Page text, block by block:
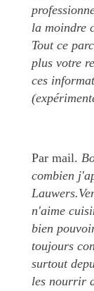
la moindre
Tout ce
plus votre
ces
Par mail.
combien
n'aime
bien
toujours
surtout
les nourrir